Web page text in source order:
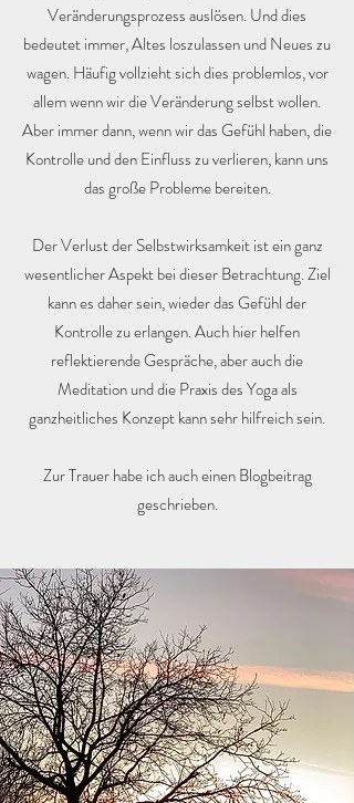
Veränderungsprozess auslösen. Und dies
bedeutet immer, Altes loszulassen und Neues zu
wagen. Häufig vollzieht sich dies problemlos, vor
allem wenn wir die Veränderung selbst wollen.
Aber immer dann, wenn wir das Gefühl haben, die
Kontrolle und den Einfluss zu verlieren, kann uns
das große Probleme bereiten.
Der Verlust der Selbstwirksamkeit ist ein ganz
wesentlicher Aspekt bei dieser Betrachtung. Ziel
kann es daher sein, wieder das Gefühl der
Kontrolle zu erlangen. Auch hier helfen
reflektierende Gespräche, aber auch die
Meditation und die Praxis des Yoga als
ganzheitliches Konzept kann sehr hilfreich sein.
Zur Trauer habe ich auch einen Blogbeitrag
geschrieben.